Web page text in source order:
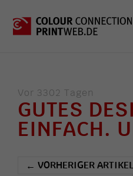
Vor 3302 Tagen
GUTES
EINFACH.
← VORHERIGER ARTIKEL